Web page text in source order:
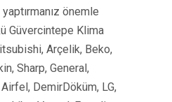
önemle
Güvercintepe Klima
Arçelik, Beko,
Sharp, General,
DemirDöküm, LG,